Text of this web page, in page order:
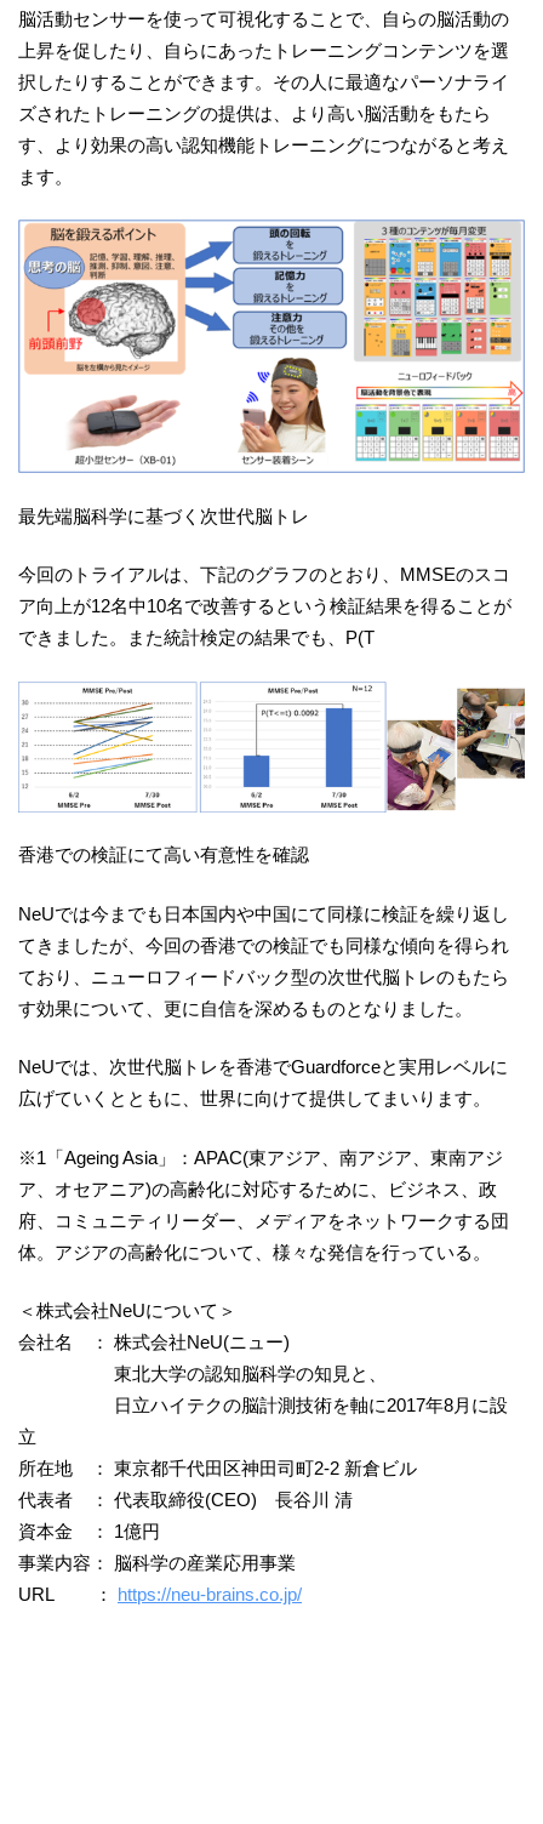
脳活動センサーを使って可視化することで、自らの脳活動の
上昇を促したり、自らにあったトレーニングコンテンツを選
択したりすることができます。その人に最適なパーソナライ
ズされたトレーニングの提供は、より高い脳活動をもたら
す、より効果の高い認知機能トレーニングにつながると考え
ます。
最先端脳科学に基づく次世代脳トレ
今回のトライアルは、下記のグラフのとおり、MMSEのスコ
ア向上が12名中10名で改善するという検証結果を得ることが
できました。また統計検定の結果でも、P(T
香港での検証にて高い有意性を確認
NeUでは今までも日本国内や中国にて同様に検証を繰り返し
てきましたが、今回の香港での検証でも同様な傾向を得られ
ており、ニューロフィードバック型の次世代脳トレのもたら
す効果について、更に自信を深めるものとなりました。
NeUでは、次世代脳トレを香港でGuardforceと実用レベルに
広げていくとともに、世界に向けて提供してまいります。
※1「Ageing Asia」：APAC(東アジア、南アジア、東南アジ
ア、オセアニア)の高齢化に対応するために、ビジネス、政
府、コミュニティリーダー、メディアをネットワークする団
体。アジアの高齢化について、様々な発信を行っている。
＜株式会社NeUについて＞
会社名 ： 株式会社NeU(ニュー)
東北大学の認知脳科学の知見と、
日立ハイテクの脳計測技術を軸に2017年8月に設
立
所在地 ： 東京都千代田区神田司町2-2 新倉ビル
代表者 ： 代表取締役(CEO) 長谷川 清
資本金 ： 1億円
事業内容： 脳科学の産業応用事業
URL ： https://neu-brains.co.jp/